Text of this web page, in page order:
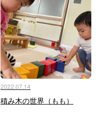
2022.07.14
積み木の世界（もも）